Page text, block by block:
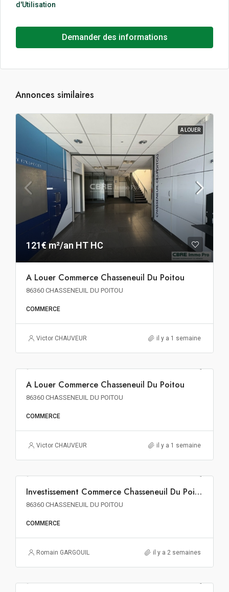
d'Utilisation
Demander des informations
Annonces similaires
A LOUER
121€ m²/an HT HC
A Louer Commerce Chasseneuil Du Poitou
86360 CHASSENEUIL DU POITOU
COMMERCE
Victor CHAUVEUR il y a 1 semaine
A LOUER
120€ m²/an HT HC
A Louer Commerce Chasseneuil Du Poitou
86360 CHASSENEUIL DU POITOU
COMMERCE
Victor CHAUVEUR il y a 1 semaine
INVESTISSEMENT
1 689€ m² HT HD HF
Investissement Commerce Chasseneuil Du Poitou
86360 CHASSENEUIL DU POITOU
COMMERCE
Romain GARGOUIL il y a 2 semaines
110€ m²/an HT HC